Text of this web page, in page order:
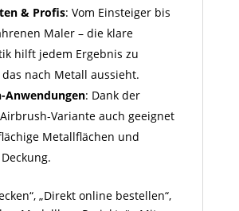
& Profis: Vom Einsteiger bis
Maler – die klare
hilft jedem Ergebnis zu
nach Metall aussieht.
Anwendungen: Dank der
Variante auch geeignet
Metallflächen und
„Direkt online bestellen“,